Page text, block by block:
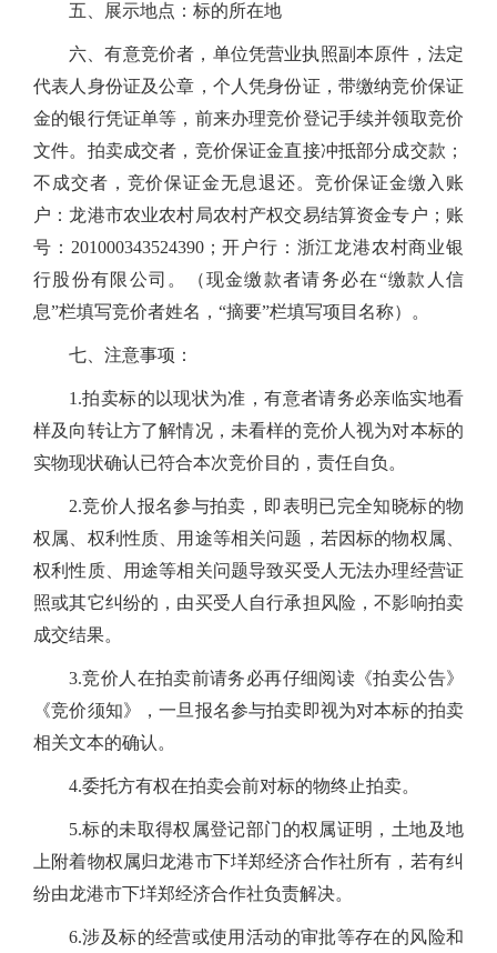
五、展示地点：标的所在地
六、有意竞价者，单位凭营业执照副本原件，法定
代表人身份证及公章，个人凭身份证，带缴纳竞价保证
金的银行凭证单等，前来办理竞价登记手续并领取竞价
文件。拍卖成交者，竞价保证金直接冲抵部分成交款；
不成交者，竞价保证金无息退还。 竞价保证金缴入账
户：龙港市农业农村局农村产权交易结算资金专户；账
号：201000343524390；开户行：浙江龙港农村商业银
行股份有限公司。（现金缴款者请务必在“缴款人信
息”栏填写竞价者姓名，“摘要”栏填写项目名称）
。
七、注意事项：
1.拍卖标的以现状为准，有意者请务必亲临实地看
样及向转让方了解情况，未看样的竞价人视为对本标的
实物现状确认已符合本次竞价目的，责任自负。
2.竞价人报名参与拍卖，即表明已完全知晓标的物
权属、权利性质、用途等相关问题，若因标的物权属、
权利性质、用途等相关问题导致买受人无法办理经营证
照或其它纠纷的，由买受人自行承担风险，不影响拍卖
成交结果。
3.竞价人在拍卖前请务必再仔细阅读《拍卖公告》
《竞价须知》，一旦报名参与拍卖即视为对本标的拍卖
相关文本的确认。
4.委托方有权在拍卖会前对标的物终止拍卖。
5.标的未取得权属登记部门的权属证明， 土地及地
上附着物权属归龙港市下垟郑经济合作社所有，若有纠
纷由龙港市下垟郑经济合作社负责解决。
6.涉及标的经营或使用活动的审批等存在的风险和